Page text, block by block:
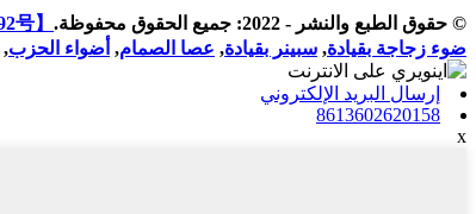
© حقوق الطبع والنشر - 2022: جميع الحقوق محفوظة. 【粤ICP备05077592号】
ضوء زجاجة بقيادة, سبينر بقيادة, عصا الصمام, أضواء الحزب,
إرسال البريد الإلكتروني
8613602620158
x